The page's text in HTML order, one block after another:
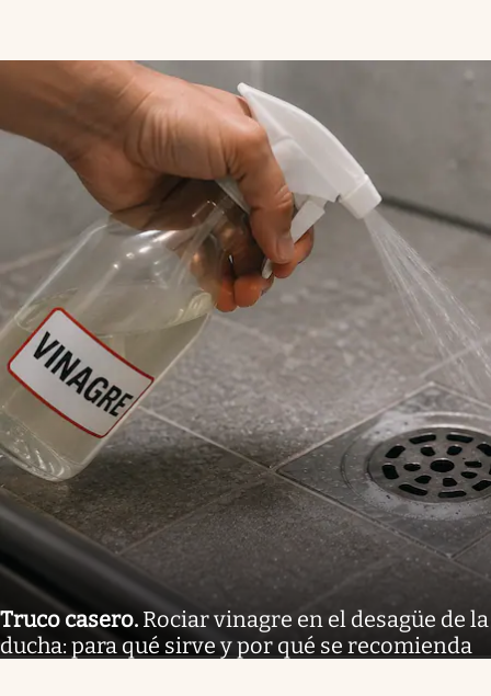
Truco casero. Rociar vinagre en el desagüe de la
ducha: para qué sirve y por qué se recomienda